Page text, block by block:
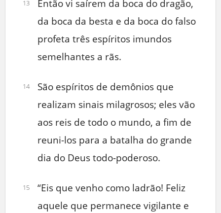
13
Então vi saírem da boca do dragão,
da boca da besta e da boca do falso
profeta três espíritos imundos
semelhantes a rãs.
14
São espíritos de demônios que
realizam sinais milagrosos; eles vão
aos reis de todo o mundo, a fim de
reuni-los para a batalha do grande
dia do Deus todo-poderoso.
15
“Eis que venho como ladrão! Feliz
aquele que permanece vigilante e